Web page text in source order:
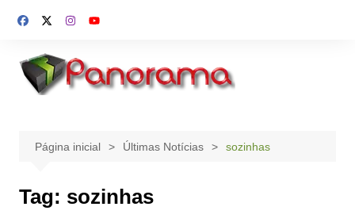
para
conteúdo
Página inicial Últimas Notícias sozinhas
Tag: sozinhas